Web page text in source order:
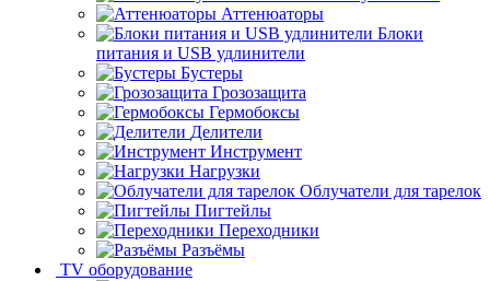
Аттенюаторы
Блоки
питания и USB удлинители
Бустеры
Грозозащита
Гермобоксы
Делители
Инструмент
Нагрузки
Облучатели для тарелок
Пигтейлы
Переходники
Разъёмы
TV оборудование